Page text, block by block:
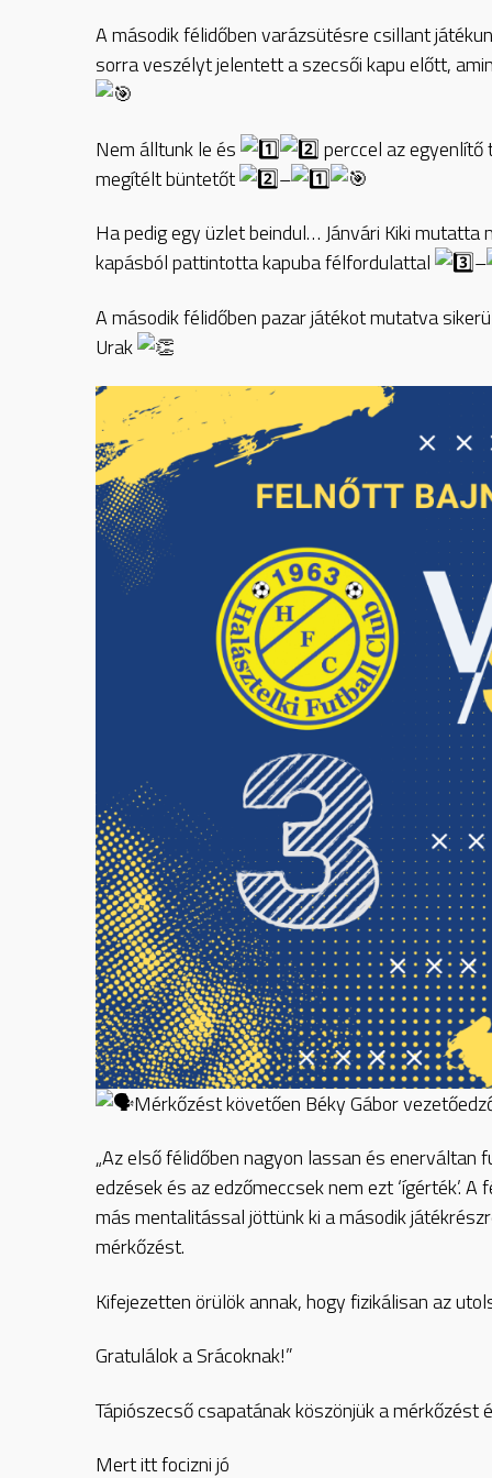
A második félidőben varázsütésre csillant
sorra veszélyt jelentett a szecsői kapu előtt,
Nem álltunk le és
perccel az
megítélt büntetőt
–
Ha pedig egy üzlet beindul… Jánvári Kiki
kapásból pattintotta kapuba félfordulattal
–
A második félidőben pazar játékot mutatva
Urak
Mérkőzést követően Béky Gábor
„Az első félidőben nagyon lassan és enerváltan
edzések és az edzőmeccsek nem ezt ‘ígérték’.
más mentalitással jöttünk ki a második
mérkőzést.
Kifejezetten örülök annak, hogy fizikálisan az
Gratulálok a Srácoknak!”
Tápiószecső csapatának köszönjük a
Mert itt focizni jó